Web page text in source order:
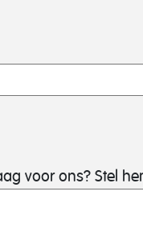
voor ons? Stel